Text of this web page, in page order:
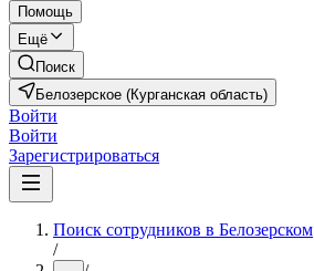
Помощь
Ещё
Поиск
Белозерское (Курганская область)
Войти
Войти
Зарегистрироваться
Поиск сотрудников в Белозерском
/